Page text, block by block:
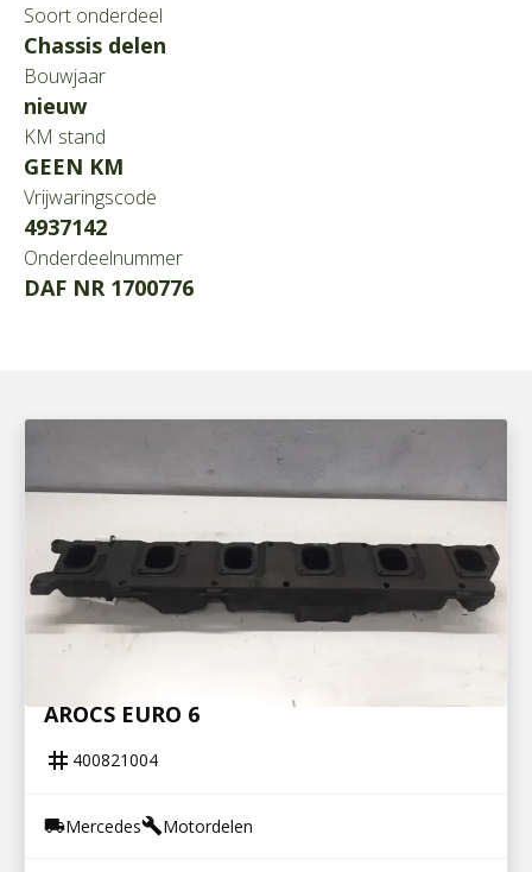
Soort onderdeel
Chassis delen
Bouwjaar
nieuw
KM stand
GEEN KM
Vrijwaringscode
4937142
Onderdeelnummer
DAF NR 1700776
TURBO LUCHTHUIS OM471 MERCEDES
AROCS EURO 6
tag 400821004
local_shippingMercedesbuildMotordelen